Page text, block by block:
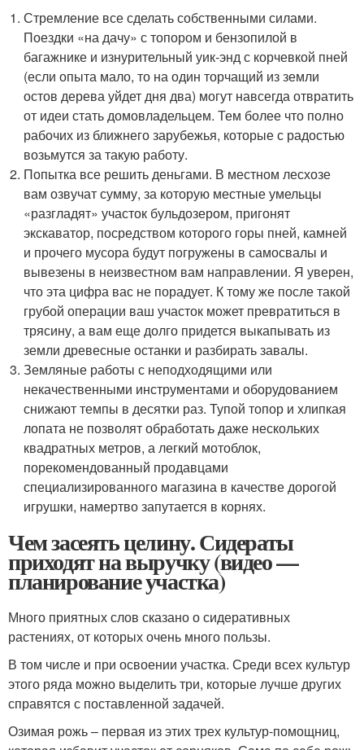
Стремление все сделать собственными силами.
Поездки «на дачу» с топором и бензопилой в
багажнике и изнурительный уик-энд с корчевкой пней
(если опыта мало, то на один торчащий из земли
остов дерева уйдет дня два) могут навсегда отвратить
от идеи стать домовладельцем. Тем более что полно
рабочих из ближнего зарубежья, которые с радостью
возьмутся за такую работу.
Попытка все решить деньгами. В местном лесхозе
вам озвучат сумму, за которую местные умельцы
«разгладят» участок бульдозером, пригонят
экскаватор, посредством которого горы пней, камней
и прочего мусора будут погружены в самосвалы и
вывезены в неизвестном вам направлении. Я уверен,
что эта цифра вас не порадует. К тому же после такой
грубой операции ваш участок может превратиться в
трясину, а вам еще долго придется выкапывать из
земли древесные останки и разбирать завалы.
Земляные работы с неподходящими или
некачественными инструментами и оборудованием
снижают темпы в десятки раз. Тупой топор и хлипкая
лопата не позволят обработать даже нескольких
квадратных метров, а легкий мотоблок,
порекомендованный продавцами
специализированного магазина в качестве дорогой
игрушки, намертво запутается в корнях.
Чем засеять целину. Сидераты
приходят на выручку (видео —
планирование участка)
Много приятных слов сказано о сидеративных
растениях, от которых очень много пользы.
В том числе и при освоении участка. Среди всех культур
этого ряда можно выделить три, которые лучше других
справятся с поставленной задачей.
Озимая рожь – первая из этих трех культур-помощниц,